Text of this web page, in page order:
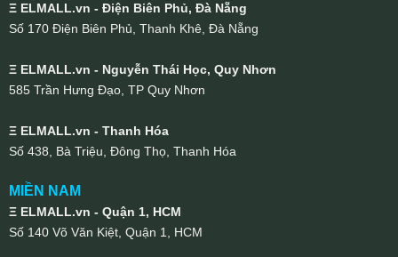
Ξ ELMALL.vn - Điện Biên Phủ, Đà Nẵng
Số 170 Điện Biên Phủ, Thanh Khê, Đà Nẵng
Ξ ELMALL.vn - Nguyễn Thái Học, Quy Nhơn
585 Trần Hưng Đạo, TP Quy Nhơn
Ξ ELMALL.vn - Thanh Hóa
Số 438, Bà Triệu, Đông Thọ, Thanh Hóa
MIỀN NAM
Ξ ELMALL.vn - Quận 1, HCM
Số 140 Võ Văn Kiệt, Quận 1, HCM